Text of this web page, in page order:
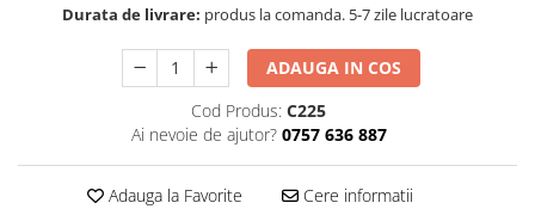
Durata de livrare: produs la comanda. 5-7 zile lucratoare
ADAUGA IN COS
Cod Produs: C225
Ai nevoie de ajutor? 0757 636 887
Adauga la Favorite Cere informatii